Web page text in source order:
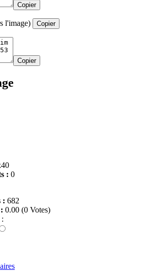
Copier
l'image) Copier
Copier
: 0
: 682
0.00 (0 Votes)
: